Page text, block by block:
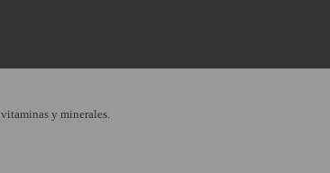
y minerales.